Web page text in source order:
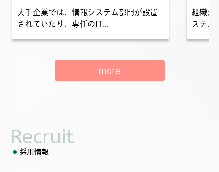
大手企業では、情報システム部門が設置
されていたり、専任のIT...
組織が
ステム
more
Recruit
採用情報